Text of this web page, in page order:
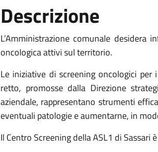
Descrizione
L’Amministrazione comunale
oncologica attivi sul territorio.
Le iniziative di screening oncologici
retto, promosse dalla Direzione
aziendale, rappresentano strumenti
eventuali patologie e aumentarne, in
Il Centro Screening della ASL1 di Sassari